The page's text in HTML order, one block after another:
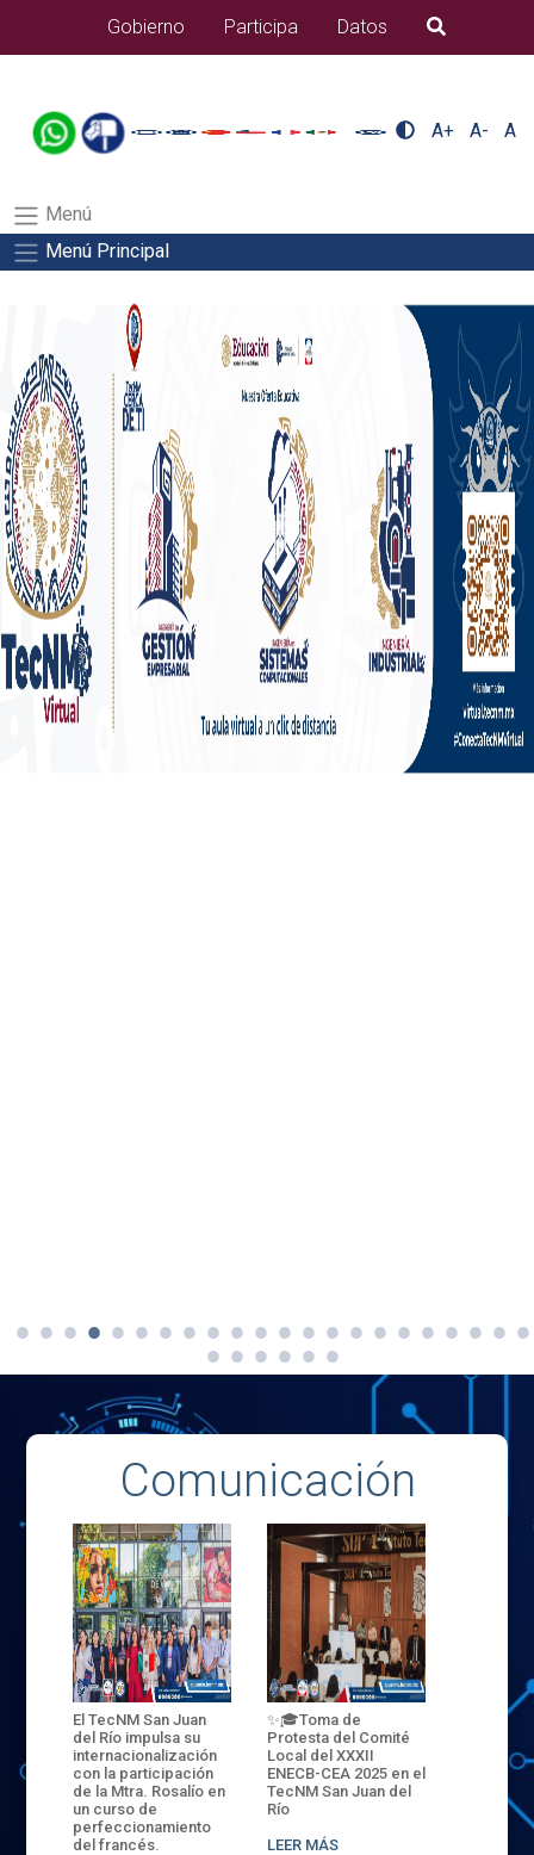
alumnos/residenciasSalida del comando:
Gobierno Participa Datos B�squeda
A+ A- A
Menú
Menú Principal
Comunicación
El TecNM San Juan
del Río impulsa su
internacionalización
con la participación
de la Mtra. Rosalío en
un curso de
perfeccionamiento
del francés.
✨🎓Toma de
Protesta del Comité
Local del XXXII
ENECB-CEA 2025 en el
TecNM San Juan del
Río
LEER MÁS
La
Tec San
de